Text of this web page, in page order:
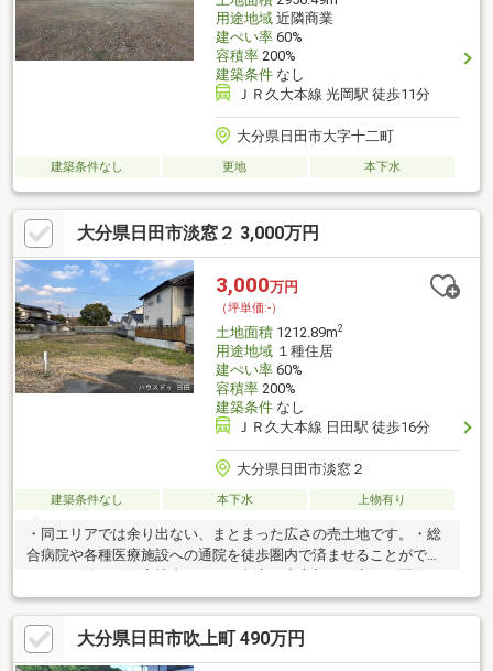
用途地域近隣商業
建ぺい率60%
容積率200%
建築条件なし
ＪＲ久大本線 光岡駅 徒歩11分
大分県日田市大字十二町
建築条件なし 更地 本下水
大分県日田市淡窓２ 3,000万円
3,000万円
（坪単価:-）
土地面積1212.89m2
用途地域１種住居
建ぺい率60%
容積率200%
建築条件なし
ＪＲ久大本線 日田駅 徒歩16分
大分県日田市淡窓２
建築条件なし 本下水 上物有り
・同エリアでは余り出ない、まとまった広さの売土地です。・総
合病院や各種医療施設への通院を徒歩圏内で済ませることができ
住環境が整っています。※ご不明の点は、当店担当者へお尋ね下
さい。※土地開発協議・各種登記などに関わる費用は、買主様の
負担になります。※近隣での路上駐車や無断駐車、無断撮影等は
ご遠慮願います。※現状有姿でのお引渡しになります。※建物を解
大分県日田市吹上町 490万円